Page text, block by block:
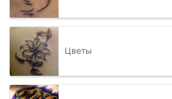
Цветы